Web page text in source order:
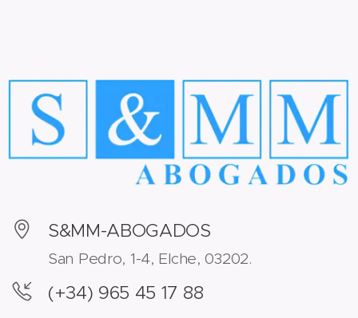
S&MM-ABOGADOS
San Pedro, 1-4, Elche, 03202.
(+34) 965 45 17 88